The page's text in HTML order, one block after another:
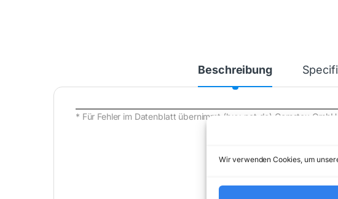
Wir verwenden Cookies, um
Beschreibung
* Für Fehler im Datenblatt übernimmt (buy-net.de) Comstex